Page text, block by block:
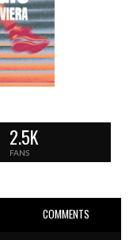
2.5K
FANS
COMMENTS